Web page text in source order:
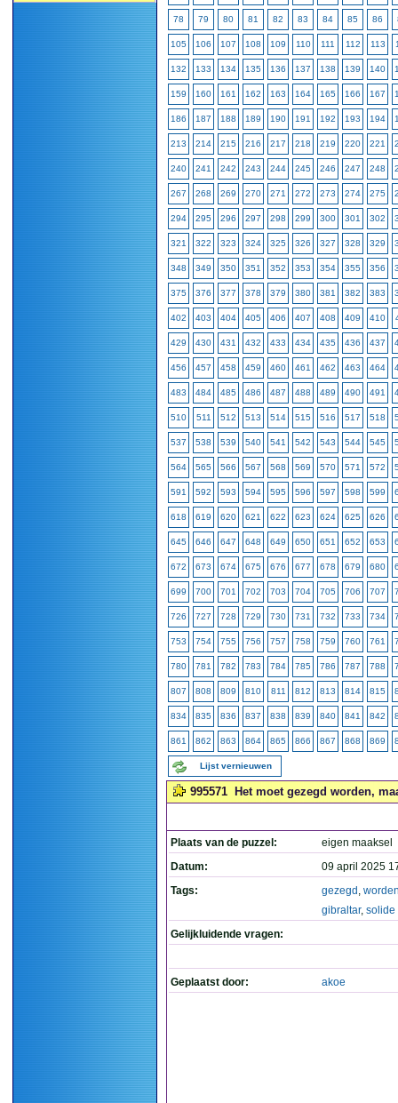
78 79 80 81 82 83 84 85 86
105 106 107 108 109 110 111 112 113
132 133 134 135 136 137 138 139 140
159 160 161 162 163 164 165 166 167
186 187 188 189 190 191 192 193 194
213 214 215 216 217 218 219 220 221
240 241 242 243 244 245 246 247 248
267 268 269 270 271 272 273 274 275
294 295 296 297 298 299 300 301 302
321 322 323 324 325 326 327 328 329
348 349 350 351 352 353 354 355 356
375 376 377 378 379 380 381 382 383
402 403 404 405 406 407 408 409 410
429 430 431 432 433 434 435 436 437
456 457 458 459 460 461 462 463 464
483 484 485 486 487 488 489 490 491
510 511 512 513 514 515 516 517 518
537 538 539 540 541 542 543 544 545
564 565 566 567 568 569 570 571 572
591 592 593 594 595 596 597 598 599
618 619 620 621 622 623 624 625 626
645 646 647 648 649 650 651 652 653
672 673 674 675 676 677 678 679 680
699 700 701 702 703 704 705 706 707
726 727 728 729 730 731 732 733 734
753 754 755 756 757 758 759 760 761
780 781 782 783 784 785 786 787 788
807 808 809 810 811 812 813 814 815
834 835 836 837 838 839 840 841 842
861 862 863 864 865 866 867 868 869
Lijst vernieuwen
995571 Het moet gezegd worden,
Plaats van de puzzel:
eigen maaksel
Datum:
09 april 2025
Tags:
gezegd ,
gibraltar, solide
Gelijkluidende vragen:
Geplaatst door: akoe